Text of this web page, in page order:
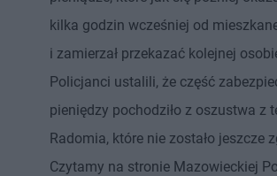
kilka godzin wcześniej od
i zamierzał przekazać kolejnej
Policjanci ustalili, że część
pieniędzy pochodziło z oszustwa z
Radomia, które nie zostało jeszcze
Czytamy na stronie Mazowieckiej